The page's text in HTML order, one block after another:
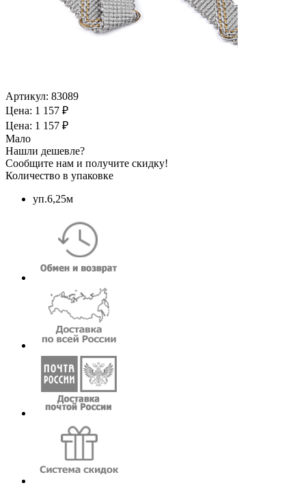
Артикул: 83089
Цена: 1 157 ₽
Цена: 1 157 ₽
Мало
Нашли дешевле?
Сообщите нам и получите скидку!
Количество в упаковке
уп.6,25м